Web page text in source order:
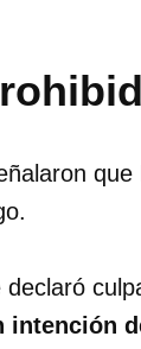
declaró
intención